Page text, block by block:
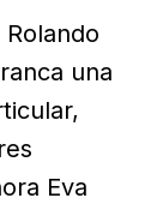
una
Eva